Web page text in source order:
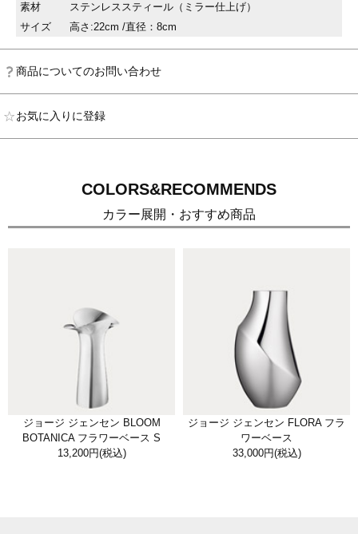
素材
ステンレススティール（ミラー仕上げ）
サイズ
高さ:22cm /直径：8cm
商品についてのお問い合わせ
お気に入りに登録
COLORS&RECOMMENDS
カラー展開・おすすめ商品
ジョージ ジェンセン BLOOM
BOTANICA フラワーベース S
13,200円(税込)
ジョージ ジェンセン FLORA フラ
ワーベース
33,000円(税込)